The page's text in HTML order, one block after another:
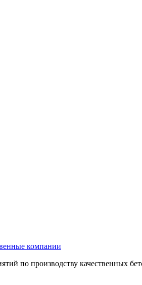
компании
производству качественных